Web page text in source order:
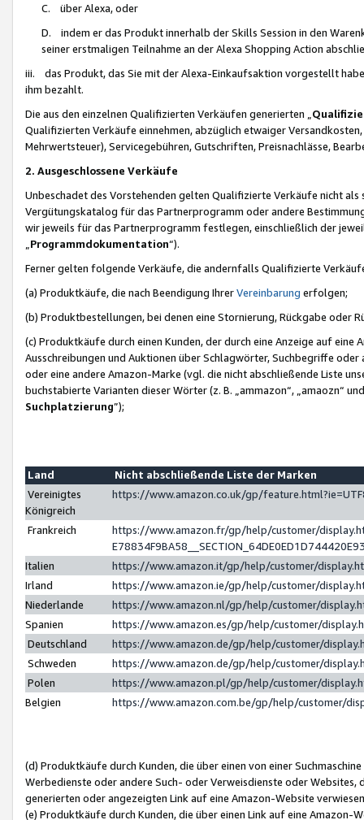
C. über Alexa, oder
D. indem er das Produkt innerhalb der Skills Session in den
seiner erstmaligen Teilnahme an der Alexa Shopping Action
iii. das Produkt, das Sie mit der Alexa-Einkaufsaktion vorgestellt
ihm bezahlt.
Die aus den einzelnen Qualifizierten Verkäufen generierten „
Qualifizierten Verkäufe einnehmen, abzüglich etwaiger
Mehrwertsteuer), Servicegebühren, Gutschriften, Preisnachlässe,
2. Ausgeschlossene Verkäufe
Unbeschadet des Vorstehenden gelten Qualifizierte Verkäufe nicht
Vergütungskatalog für das Partnerprogramm oder andere
wir jeweils für das Partnerprogramm festlegen, einschließlich der
Programmdokumentation“).
Ferner gelten folgende Verkäufe, die andernfalls Qualifizierte
(a) Produktkäufe, die nach Beendigung IhrerVereinbarung erfolgen;
(b) Produktbestellungen, bei denen eine Stornierung, Rückgabe oder
(c) Produktkäufe durch einen Kunden, der durch eine Anzeige auf
Ausschreibungen und Auktionen über Schlagwörter, Suchbegriffe
oder eine andere Amazon-Marke (vgl. die nicht abschließende Liste
buchstabierte Varianten dieser Wörter (z. B. „ammazon“, „amaozn“
Suchplatzierung”);
Land
Nicht abschließende Liste der Marken
Vereinigtes
Königreich
https://www.amazon.co.uk/gp/
Frankreich
https://www.amazon.fr/gp/help/customer/
Italien
https://www.amazon.it/gp/help/customer/
Irland
https://www.amazon.ie/gp/help/customer/
Niederlande
https://www.amazon.nl/gp/help/customer/
Spanien
https://www.amazon.es/gp/help/customer/
Deutschland
https://www.amazon.de/gp/help/customer/
Schweden
https://www.amazon.de/gp/help/customer/
Polen
https://www.amazon.pl/gp/help/customer/
Belgien
https://www.amazon.com.be/gp/help/customer/
(d) Produktkäufe durch Kunden, die über einen von einer
Werbedienste oder andere Such- oder Verweisdienste oder Websites,
generierten oder angezeigten Link auf eine Amazon-Website
(e) Produktkäufe durch Kunden, die über einen Link auf eine